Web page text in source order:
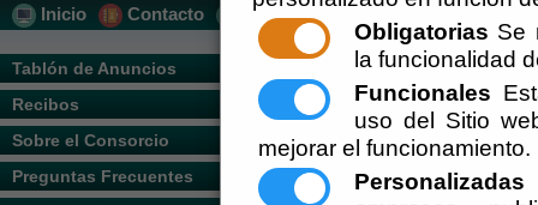
Obligatorias Se
la funcionalidad
Funcionales
uso del Sitio
mejorar el funcionamiento.
Personalizadas
Inicio Contacto Localización
Tablón de Anuncios
Recibos
Sobre el Consorcio
Preguntas Frecuentes
Usted se encuentra
Nombre y